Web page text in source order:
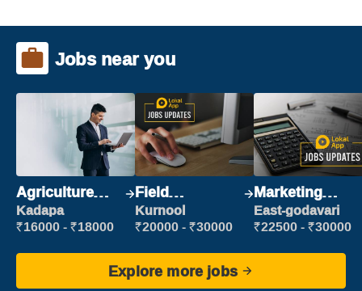
Jobs near you
Agriculture
Labour
Kadapa
₹16000 - ₹18000
Field
Marketing
Executive
Kurnool
₹20000 - ₹30000
Marketing
Executive
East-godavari
₹22500 - ₹30000
Explore more jobs